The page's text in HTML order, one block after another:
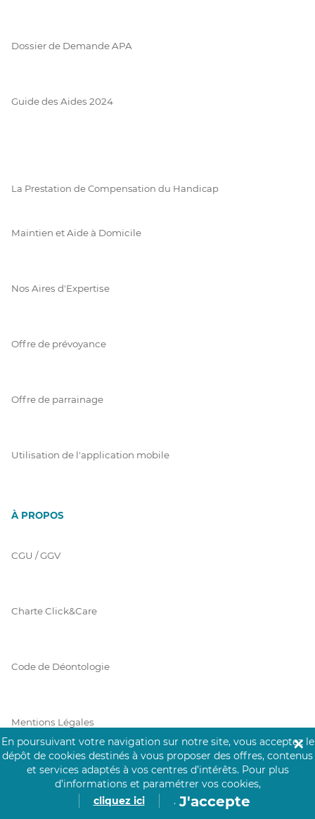
Dossier de Demande APA
Guide des Aides 2024
La Prestation de Compensation du Handicap
Maintien et Aide à Domicile
Nos Aires d'Expertise
Offre de prévoyance
Offre de parrainage
Utilisation de l'application mobile
À PROPOS
CGU / GGV
Charte Click&Care
Code de Déontologie
Mentions Légales
Prérequis Click&Care
En poursuivant votre navigation sur notre site, vous acceptez le
dépôt de cookies destinés à vous proposer des offres, contenus
et services adaptés à vos centres d’intérêts. Pour plus
d’informations et paramétrer vos cookies,
cliquez ici
. J'accepte
✕